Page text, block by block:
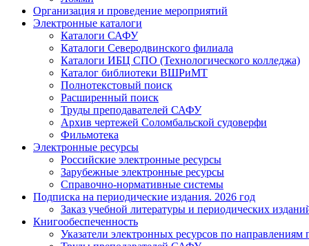
Организация и проведение мероприятий
Электронные каталоги
Каталоги САФУ
Каталоги Северодвинского филиала
Каталоги ИБЦ СПО (Технологического колледжа)
Каталог библиотеки ВШРиМТ
Полнотекстовый поиск
Расширенный поиск
Труды преподавателей САФУ
Архив чертежей Соломбальской судоверфи
Фильмотека
Электронные ресурсы
Российские электронные ресурсы
Зарубежные электронные ресурсы
Справочно-нормативные системы
Подписка на периодические издания. 2026 год
Заказ учебной литературы и периодических
Книгообеспеченность
Указатели электронных ресурсов по направлениям